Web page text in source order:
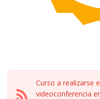
Curso a realizarse
videoconferencia